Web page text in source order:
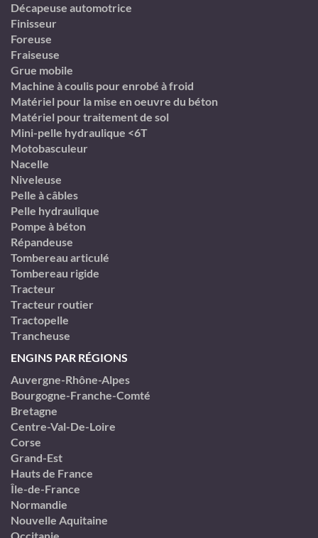
Décapeuse automotrice
Finisseur
Foreuse
Fraiseuse
Grue mobile
Machine à coulis pour enrobé à froid
Matériel pour la mise en oeuvre du béton
Matériel pour traitement de sol
Mini-pelle hydraulique <6T
Motobasculeur
Nacelle
Niveleuse
Pelle à câbles
Pelle hydraulique
Pompe à béton
Répandeuse
Tombereau articulé
Tombereau rigide
Tracteur
Tracteur routier
Tractopelle
Trancheuse
ENGINS PAR RÉGIONS
Auvergne-Rhône-Alpes
Bourgogne-Franche-Comté
Bretagne
Centre-Val-De-Loire
Corse
Grand-Est
Hauts de France
Île-de-France
Normandie
Nouvelle Aquitaine